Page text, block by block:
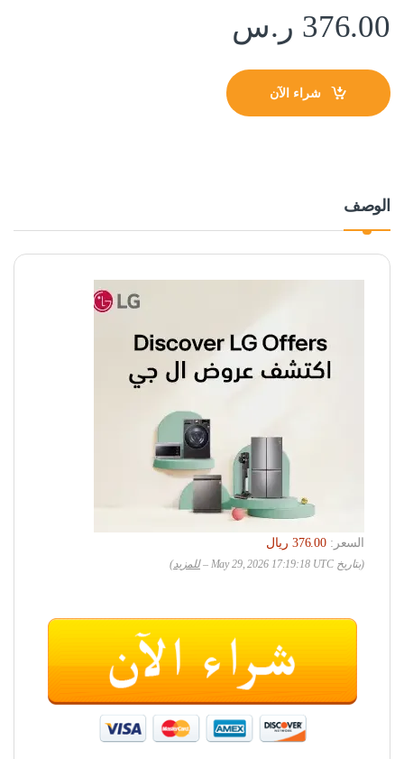
376.00 ر.س
شراء الآن
الوصف
السعر:
‏376.00 ريال
(بتاريخ May 29, 2026 17:19:18 UTC – للمزيد)